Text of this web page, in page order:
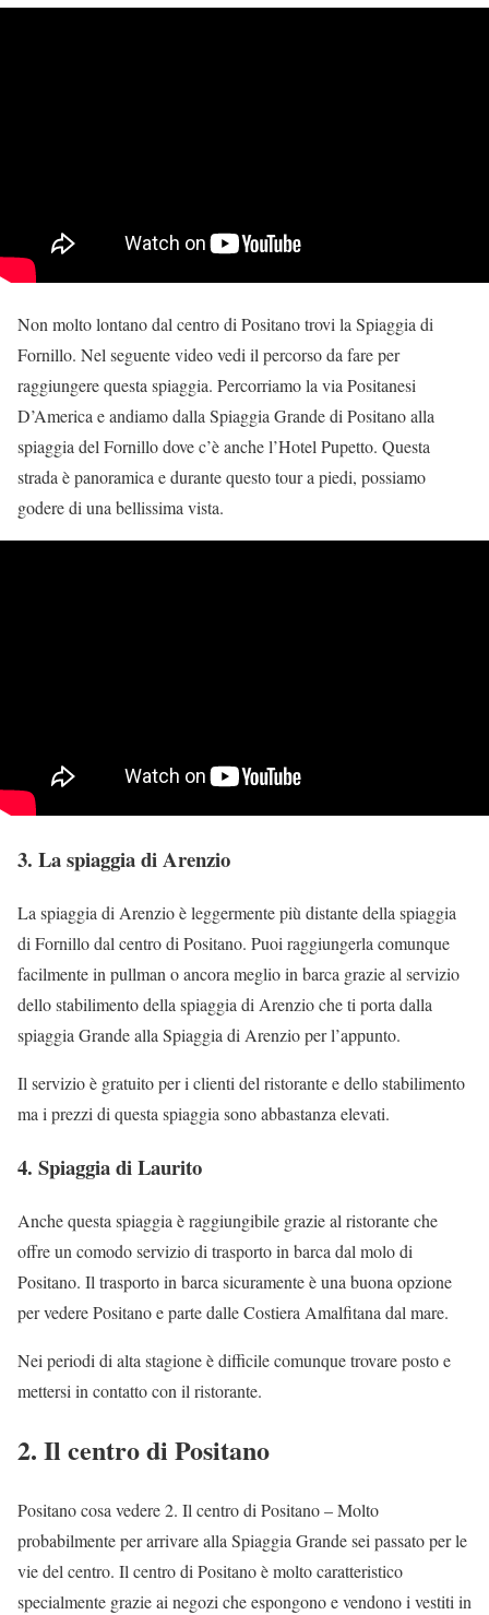
Non molto lontano dal centro di Positano trovi la Spiaggia di
Fornillo. Nel seguente video vedi il percorso da fare per
raggiungere questa spiaggia. Percorriamo la via Positanesi
D’America e andiamo dalla Spiaggia Grande di Positano alla
spiaggia del Fornillo dove c’è anche l’Hotel Pupetto. Questa
strada è panoramica e durante questo tour a piedi, possiamo
godere di una bellissima vista.
3. La spiaggia di Arenzio
La spiaggia di Arenzio è leggermente più distante della spiaggia
di Fornillo dal centro di Positano. Puoi raggiungerla comunque
facilmente in pullman o ancora meglio in barca grazie al servizio
dello stabilimento della spiaggia di Arenzio che ti porta dalla
spiaggia Grande alla Spiaggia di Arenzio per l’appunto.
Il servizio è gratuito per i clienti del ristorante e dello stabilimento
ma i prezzi di questa spiaggia sono abbastanza elevati.
4. Spiaggia di Laurito
Anche questa spiaggia è raggiungibile grazie al ristorante che
offre un comodo servizio di trasporto in barca dal molo di
Positano. Il trasporto in barca sicuramente è una buona opzione
per vedere Positano e parte dalle Costiera Amalfitana dal mare.
Nei periodi di alta stagione è difficile comunque trovare posto e
mettersi in contatto con il ristorante.
2. Il centro di Positano
Positano cosa vedere 2. Il centro di Positano – Molto
probabilmente per arrivare alla Spiaggia Grande sei passato per le
vie del centro. Il centro di Positano è molto caratteristico
specialmente grazie ai negozi che espongono e vendono i vestiti in